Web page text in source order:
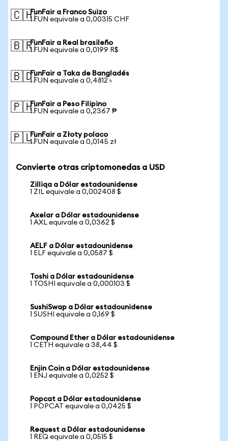
🇨🇭FunFair a Franco Suizo
1 FUN equivale a 0,00315 CHF
🇧🇷FunFair a Real brasileño
1 FUN equivale a 0,0199 R$
🇧🇩FunFair a Taka de Bangladés
1 FUN equivale a 0,4812 ৳
🇵🇭FunFair a Peso Filipino
1 FUN equivale a 0,2367 ₱
🇵🇱FunFair a Złoty polaco
1 FUN equivale a 0,0145 zł
Convierte otras criptomonedas a USD
Zilliqa a Dólar estadounidense
1 ZIL equivale a 0,002408 $
Axelar a Dólar estadounidense
1 AXL equivale a 0,0362 $
AELF a Dólar estadounidense
1 ELF equivale a 0,0587 $
Toshi a Dólar estadounidense
1 TOSHI equivale a 0,000103 $
SushiSwap a Dólar estadounidense
1 SUSHI equivale a 0,169 $
Compound Ether a Dólar estadounidense
1 CETH equivale a 38,44 $
Enjin Coin a Dólar estadounidense
1 ENJ equivale a 0,0252 $
Popcat a Dólar estadounidense
1 POPCAT equivale a 0,0425 $
Request a Dólar estadounidense
1 REQ equivale a 0,0515 $